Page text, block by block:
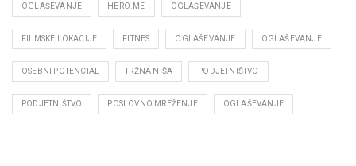
OGLAŠEVANJE HERO.ME OGLAŠEVANJE
FILMSKE LOKACIJE FITNES OGLAŠEVANJE OGLAŠEVANJE
OSEBNI POTENCIAL TRŽNA NIŠA PODJETNIŠTVO
PODJETNIŠTVO POSLOVNO MREŽENJE OGLAŠEVANJE